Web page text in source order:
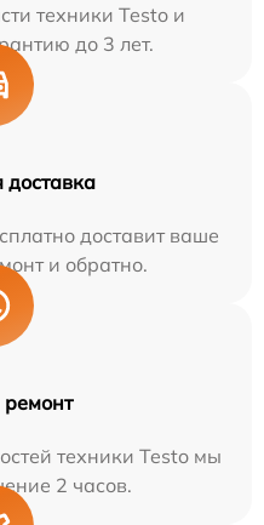
техники Testo и
до 3 лет.
доставка
доставит ваше
и обратно.
техники Testo мы
2 часов.